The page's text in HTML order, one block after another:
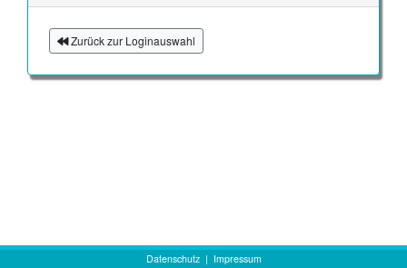
Zurück zur Loginauswahl
Datenschutz| Impressum